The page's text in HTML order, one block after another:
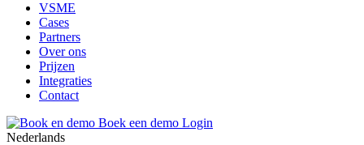
VSME
Cases
Partners
Over ons
Prijzen
Integraties
Contact
Boek een demo Login
Nederlands